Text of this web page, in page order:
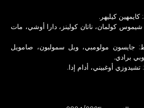
كيليهر.
كولمان، ناتان كولينز، دارا أوشي، مات
مولومبي، ويل سمولبون، صامويل
برادي.
أوغبيني، أدام إدا.